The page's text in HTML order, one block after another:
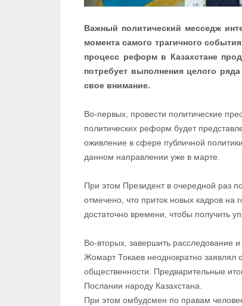
Важный политический месседж
момента самого трагичного
процесс реформ в Казахстане
потребует выполнения целого
свое внимание.
Во-первых, провести политические
политических реформ будет
оживление в сфере публичной
данном направлении уже в марте.
При этом Президент в очередной раз
отмечено, что приток новых кадров на
достаточно времени, чтобы получить
Во-вторых, завершить расследование
Жомарт Токаев неоднократно заявлял
общественности. Предварительные
Послании народу Казахстана.
При этом омбудсмен по правам